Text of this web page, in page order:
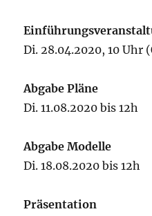
Di. 28.04.2020, 10 Uhr
Abgabe Pläne
Di. 11.08.2020 bis 12h
Abgabe Modelle
Di. 18.08.2020 bis 12h
Präsentation